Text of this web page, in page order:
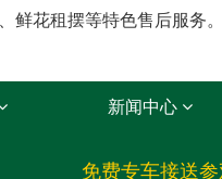
花租摆等特色售后服务
新闻中心
免费专车接送